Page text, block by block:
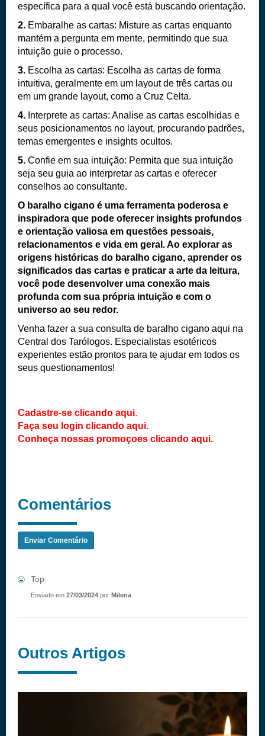
específica para a qual você está buscando orientação.
2. Embaralhe as cartas: Misture as cartas enquanto
mantém a pergunta em mente, permitindo que sua
intuição guie o processo.
3. Escolha as cartas: Escolha as cartas de forma
intuitiva, geralmente em um layout de três cartas ou
em um grande layout, como a Cruz Celta.
4. Interprete as cartas: Analise as cartas escolhidas e
seus posicionamentos no layout, procurando padrões,
temas emergentes e insights ocultos.
5. Confie em sua intuição: Permita que sua intuição
seja seu guia ao interpretar as cartas e oferecer
conselhos ao consultante.
O baralho cigano é uma ferramenta poderosa e
inspiradora que pode oferecer insights profundos
e orientação valiosa em questões pessoais,
relacionamentos e vida em geral. Ao explorar as
origens históricas do baralho cigano, aprender os
significados das cartas e praticar a arte da leitura,
você pode desenvolver uma conexão mais
profunda com sua própria intuição e com o
universo ao seu redor.
Venha fazer a sua consulta de baralho cigano aqui na
Central dos Tarólogos. Especialistas esotéricos
experientes estão prontos para te ajudar em todos os
seus questionamentos!
Cadastre-se clicando aqui.
Faça seu login clicando aqui.
Conheça nossas promoçoes clicando aqui.
Comentários
Enviar Comentário
Top
Enviado em 27/03/2024 por Milena
Outros Artigos